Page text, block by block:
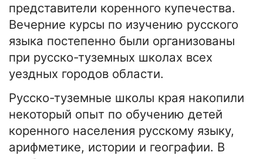
представители коренного купечества.
Вечерние курсы по изучению русского
языка постепенно были организованы
при русско-туземных школах всех
уездных городов области.
Русско-туземные школы края накопили
некоторый опыт по обучению детей
коренного населения русскому языку,
арифметике, истории и географии. В